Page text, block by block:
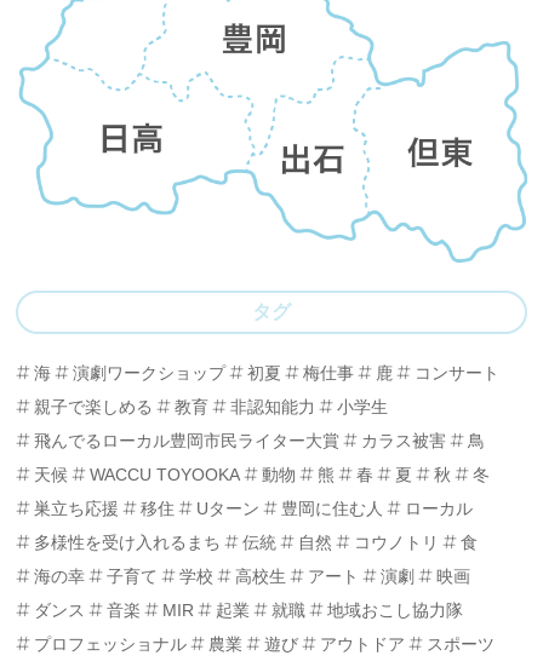
タグ
海 演劇ワークショップ 初夏 梅仕事 鹿
コンサート
親子で楽しめる
教育 非認知能力
小学生
飛んでるローカル豊岡市民ライター大賞
カラス被害
鳥
天候
WACCU TOYOOKA 動物 熊 春 夏 秋
冬
巣立ち応援
移住 Uターン 豊岡に住む人
ローカル
多様性を受け入れるまち
伝統 自然 コウノトリ
食
海の幸
子育て 学校 高校生 アート 演劇
映画
ダンス
音楽 MIR 起業 就職
地域おこし協力隊
プロフェッショナル
農業 遊び アウトドア
スポーツ